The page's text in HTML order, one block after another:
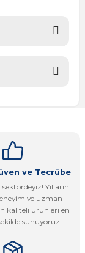
ve Tecrübe
sektördeyiz! Yılların
ve uzman
kaliteli ürünleri en
sunuyoruz.